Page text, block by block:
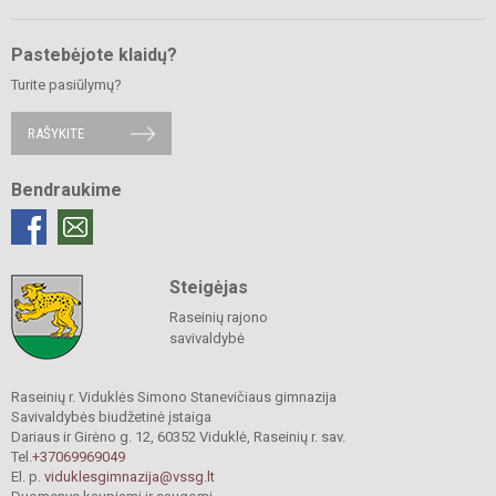
Pastebėjote klaidų?
Turite pasiūlymų?
RAŠYKITE
Bendraukime
Steigėjas
Raseinių rajono
savivaldybė
Raseinių r. Viduklės Simono Stanevičiaus gimnazija
Savivaldybės biudžetinė įstaiga
Dariaus ir Girėno g. 12, 60352 Viduklė, Raseinių r. sav.
Tel.+37069969049
El. p. viduklesgimnazija@vssg.lt